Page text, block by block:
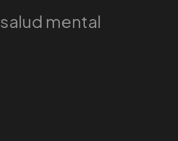
salud mental